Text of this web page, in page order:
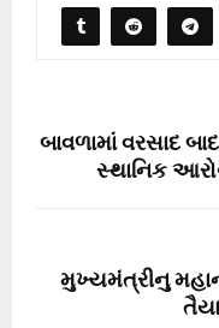
બાવળામાં વરસાદ
સ્થાનિક
મુખ્યમંત્રીનુ